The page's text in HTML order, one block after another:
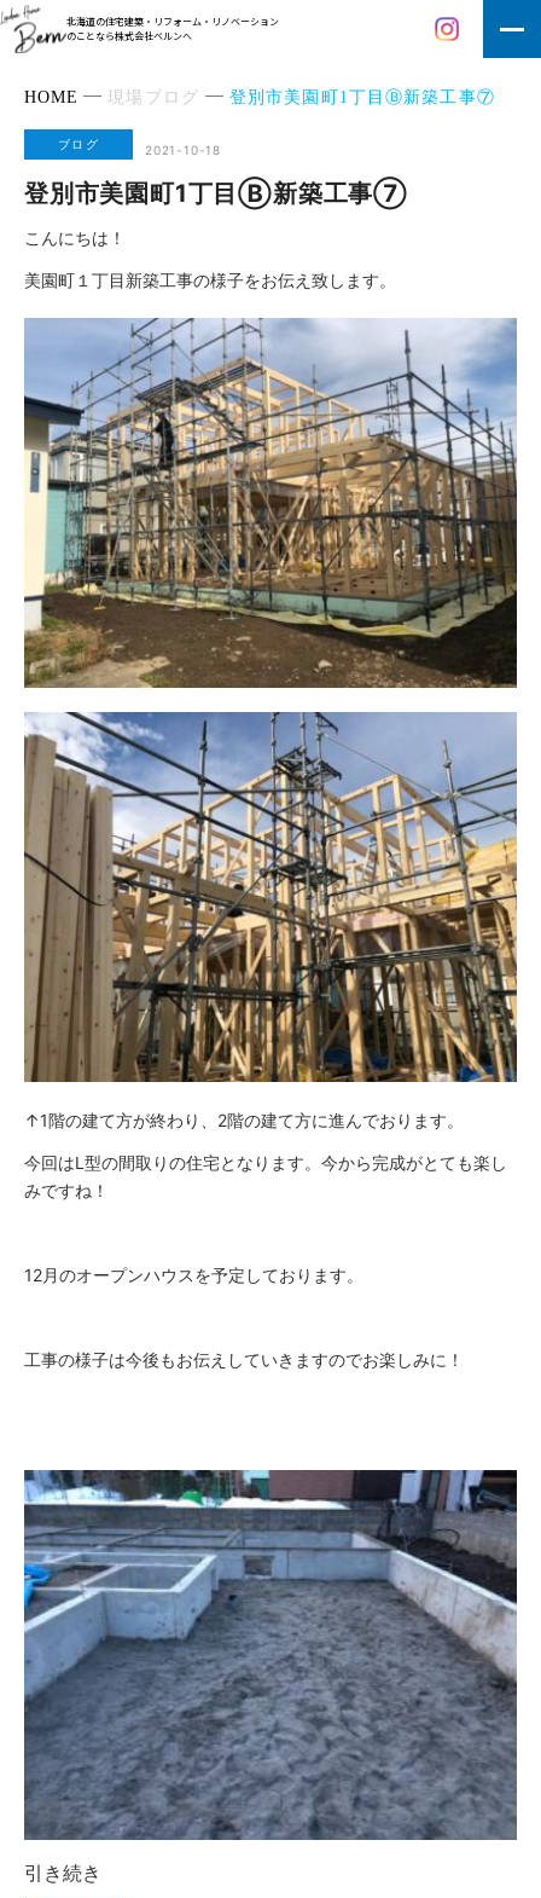
北海道の住宅建築・リフォーム・リノベーション
のことなら株式会社ベルンへ
HOME 現場ブログ 登別市美園町1丁目Ⓑ新築工事⑦
ブログ 2021-10-18
登別市美園町1丁目Ⓑ新築工事⑦
こんにちは！
美園町１丁目新築工事の様子をお伝え致します。
↑1階の建て方が終わり、2階の建て方に進んでおります。
今回はL型の間取りの住宅となります。今から完成がとても楽し
みですね！
12月のオープンハウスを予定しております。
工事の様子は今後もお伝えしていきますのでお楽しみに！
引き続き